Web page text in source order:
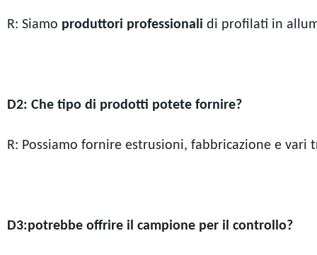
R: Siamo produttori professionali di profilati in
D2: Che tipo di prodotti potete fornire?
R: Possiamo fornireestrusioni, fabbricazione e vari
D3:potrebbe offrire il campione per il controllo?